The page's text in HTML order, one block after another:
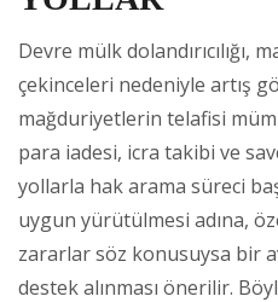
Devre mülk dolandırıcılığı,
çekinceleri nedeniyle artış
mağduriyetlerin telafisi
para iadesi, icra takibi ve
yollarla hak arama süreci
uygun yürütülmesi adına,
zararlar söz konusuysa bir
destek alınması önerilir.